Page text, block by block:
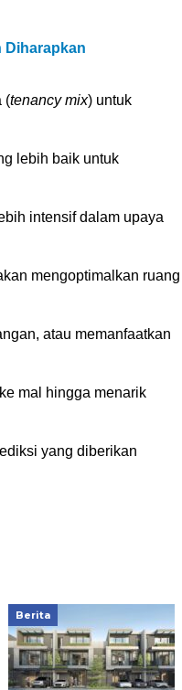
Diharapkan
(tenancy mix) untuk
lebih baik untuk
intensif dalam upaya
mengoptimalkan ruang
atau memanfaatkan
mal hingga menarik
yang diberikan
Berita